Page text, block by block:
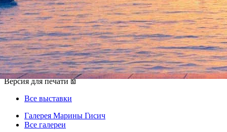
Выставка Елены Губановой и
Ивана Говоркова
“Инвенции”
12 сентября 2012, среда-25 октября 2012, четверг
Версия для печати
Все выставки
Галерея Марины Гисич
Все галереи